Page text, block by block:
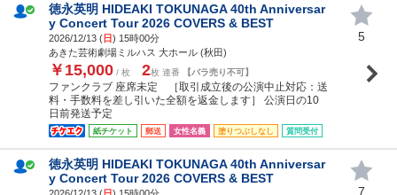
徳永英明 HIDEAKI TOKUNAGA 40th Anniversar
y Concert Tour 2026 COVERS & BEST
2026/12/13 (日) 15時00分
あきた芸術劇場ミルハス 大ホール (秋田)
￥15,000 / 枚 2枚 連番 【バラ売り不可】
ファンクラブ 座席未定 ［取引成立後の公演中止対応：送
料・手数料を差し引いた全額を返金します］ 公演日の10
日前発送予定
紙チケット 郵送 女性名義 塗りつぶしなし 質問受付
5
徳永英明 HIDEAKI TOKUNAGA 40th Anniversar
y Concert Tour 2026 COVERS & BEST
7